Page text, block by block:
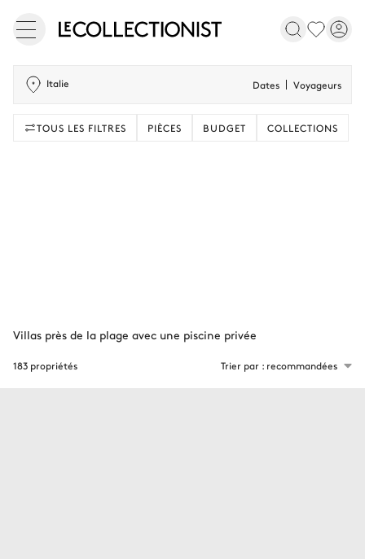
Italie Dates Voyageurs
TOUS LES FILTRES PIÈCES BUDGET COLLECTIONS
183 propriétés Trier par : recommandées
Villas près de la plage avec une piscine privée